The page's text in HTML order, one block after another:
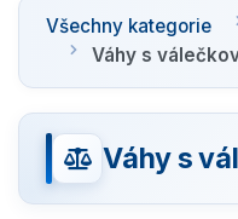
Laboratorní váhy
Vážení filtrů
Vážení stentů
Všechny kategorie
Váhy s
Váhy s